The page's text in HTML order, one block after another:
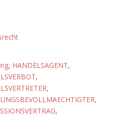
, HANDELSAGENT,
,
,
,
,